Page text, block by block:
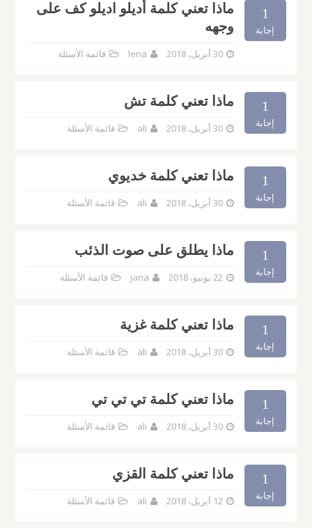
1
إجابة
ماذا تعني كلمة أديلو اديلو كف على
وجهه
30 أبريل، 2018 lena قائمة الأسئلة
1
إجابة
ماذا تعني كلمة تش
30 أبريل، 2018 ali قائمة الأسئلة
1
إجابة
ماذا تعني كلمة خديوي
30 أبريل، 2018 ali قائمة الأسئلة
1
إجابة
ماذا يطلق على صوت الذئب
22 يونيو، 2018 jana قائمة الأسئلة
1
إجابة
ماذا تعني كلمة غزية
30 أبريل، 2018 ali قائمة الأسئلة
1
إجابة
ماذا تعني كلمة تي تي تي
30 أبريل، 2018 ali قائمة الأسئلة
1
إجابة
ماذا تعني كلمة القزي
12 أبريل، 2018 ali قائمة الأسئلة